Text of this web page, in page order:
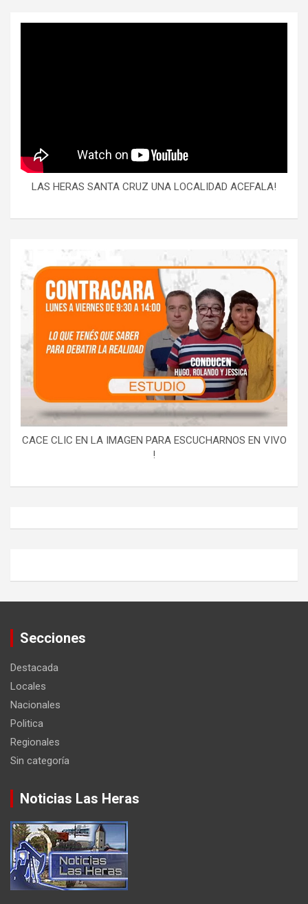
LAS HERAS SANTA CRUZ UNA LOCALIDAD ACEFALA!
CACE CLIC EN LA IMAGEN PARA ESCUCHARNOS EN VIVO
!
Secciones
Destacada
Locales
Nacionales
Politica
Regionales
Sin categoría
Noticias Las Heras